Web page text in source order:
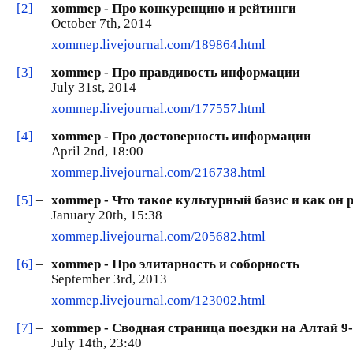
[2] – xommep - Про конкуренцию и рейтинги
October 7th, 2014
xommep.livejournal.com/189864.html
[3] – xommep - Про правдивость информации
July 31st, 2014
xommep.livejournal.com/177557.html
[4] – xommep - Про достоверность информации
April 2nd, 18:00
xommep.livejournal.com/216738.html
[5] – xommep - Что такое культурный базис и как он
January 20th, 15:38
xommep.livejournal.com/205682.html
[6] – xommep - Про элитарность и соборность
September 3rd, 2013
xommep.livejournal.com/123002.html
[7] – xommep - Сводная страница поездки на Алтай
July 14th, 23:40